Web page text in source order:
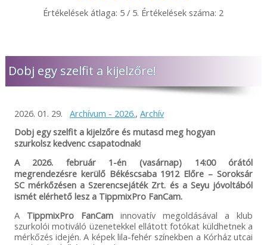
Értékelések átlaga: 5 / 5. Értékelések száma: 2
Dobj egy szelfit a kijelzőre!
2026. 01. 29. Archívum - 2026., Archív
Dobj egy szelfit a kijelzőre és mutasd meg hogyan
szurkolsz kedvenc csapatodnak!
A 2026. február 1-én (vasárnap) 14:00 órától
megrendezésre kerülő Békéscsaba 1912 Előre – Soroksár
SC mérkőzésen a Szerencsejáték Zrt. és a Seyu jóvoltából
ismét elérhető lesz a TippmixPro FanCam.
A TippmixPro FanCaminnovatív megoldásával a klub
szurkolói motiváló üzenetekkel ellátott fotókat küldhetnek a
mérkőzés idején. A képek lila-fehér színekben a Kórház utcai